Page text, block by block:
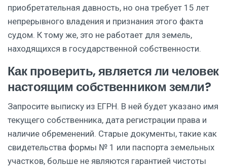
приобретательная давность, но она требует 15 лет
непрерывного владения и признания этого факта
судом. К тому же, это не работает для земель,
находящихся в государственной собственности.
Как проверить, является ли человек
настоящим собственником земли?
Запросите выписку из ЕГРН. В ней будет указано имя
текущего собственника, дата регистрации права и
наличие обременений. Старые документы, такие как
свидетельства формы № 1 или паспорта земельных
участков, больше не являются гарантией чистоты